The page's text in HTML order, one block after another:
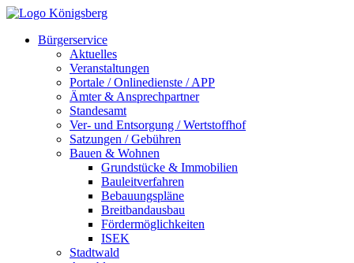
Bürgerservice
Aktuelles
Veranstaltungen
Portale / Onlinedienste / APP
Ämter & Ansprechpartner
Standesamt
Ver- und Entsorgung / Wertstoffhof
Satzungen / Gebühren
Bauen & Wohnen
Grundstücke & Immobilien
Bauleitverfahren
Bebauungspläne
Breitbandausbau
Fördermöglichkeiten
ISEK
Stadtwald